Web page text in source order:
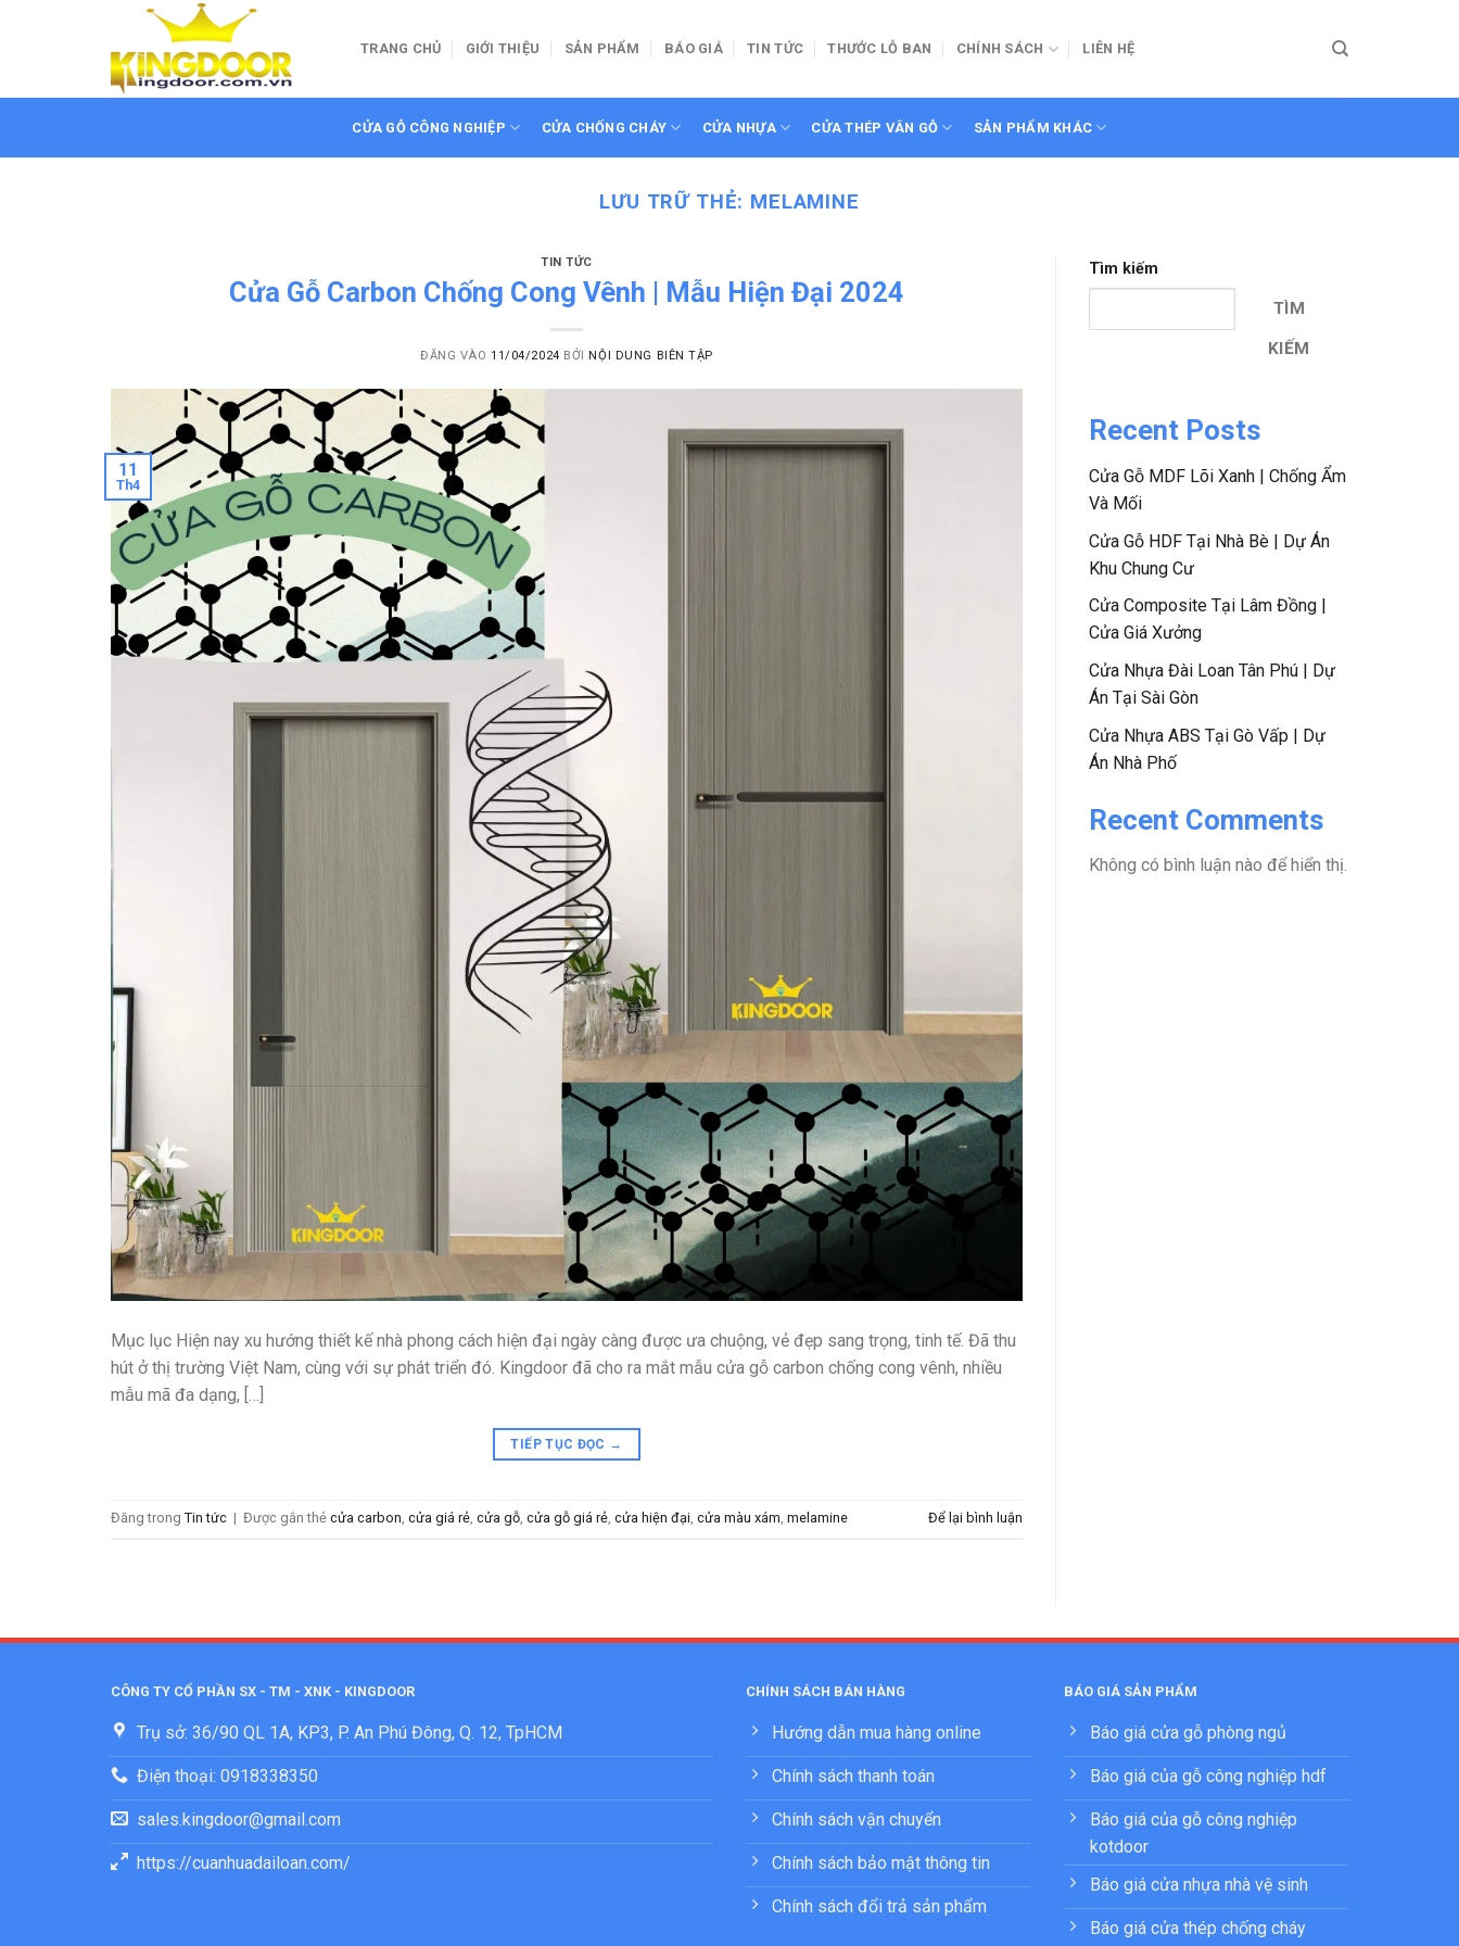
dung
TRANG CHỦ GIỚI THIỆU SẢN PHẨM BÁO GIÁ TIN TỨC THƯỚC LỖ BAN CHÍNH SÁCH LIÊN HỆ
CỬA GỖ CÔNG NGHIỆP CỬA CHỐNG CHÁY CỬA NHỰA CỬA THÉP VÂN GỖ SẢN PHẨM KHÁC
LƯU TRỮ THẺ: MELAMINE
TIN TỨC
Cửa Gỗ Carbon Chống Cong Vênh | Mẫu Hiện Đại 2024
ĐĂNG VÀO11/04/2024 BỞI NỘI DUNG BIÊN TẬP
11
Th4
Mục lục Hiện nay xu hướng thiết kế nhà phong cách hiện đại ngày càng được ưa chuộng, vẻ đẹp sang trọng, tinh tế. Đã thu
hút ở thị trường Việt Nam, cùng với sự phát triển đó. Kingdoor đã cho ra mắt mẫu cửa gỗ carbon chống cong vênh, nhiều
mẫu mã đa dạng, […]
TIẾP TỤC ĐỌC →
Đăng trong Tin tức | Được gắn thẻ cửa carbon, cửa giá rẻ, cửa gỗ, cửa gỗ giá rẻ, cửa hiện đại, cửa màu xám, melamine Để lại bình luận
Tìm kiếm
TÌM
KIẾM
Recent Posts
Cửa Gỗ MDF Lõi Xanh | Chống Ẩm
Và Mối
Cửa Gỗ HDF Tại Nhà Bè | Dự Án
Khu Chung Cư
Cửa Composite Tại Lâm Đồng |
Cửa Giá Xưởng
Cửa Nhựa Đài Loan Tân Phú | Dự
Án Tại Sài Gòn
Cửa Nhựa ABS Tại Gò Vấp | Dự
Án Nhà Phố
Recent Comments
Không có bình luận nào để hiển thị.
CÔNG TY CỔ PHẦN SX - TM - XNK - KINGDOOR
Trụ sở: 36/90 QL 1A, KP3, P. An Phú Đông, Q. 12, TpHCM
Điện thoại: 0918338350
sales.kingdoor@gmail.com
https://cuanhuadailoan.com/
CHÍNH SÁCH BÁN HÀNG
Hướng dẫn mua hàng online
Chính sách thanh toán
Chính sách vận chuyển
Chính sách bảo mật thông tin
Chính sách đổi trả sản phẩm
BÁO GIÁ SẢN PHẨM
Báo giá cửa gỗ phòng ngủ
Báo giá của gỗ công nghiệp hdf
Báo giá của gỗ công nghiệp
kotdoor
Báo giá cửa nhựa nhà vệ sinh
Báo giá cửa thép chống cháy